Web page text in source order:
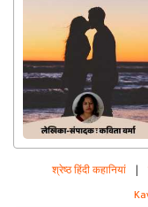
श्रेष्ठ हिंदी कहानियां |